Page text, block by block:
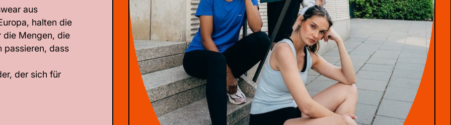
aus
halten die
die Mengen, die
passieren, dass
der sich für